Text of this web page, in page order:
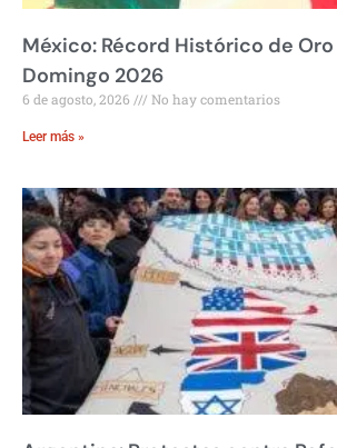
México: Récord Histórico de
Domingo 2026
6 de agosto, 2026 No hay comentarios
Leer más »